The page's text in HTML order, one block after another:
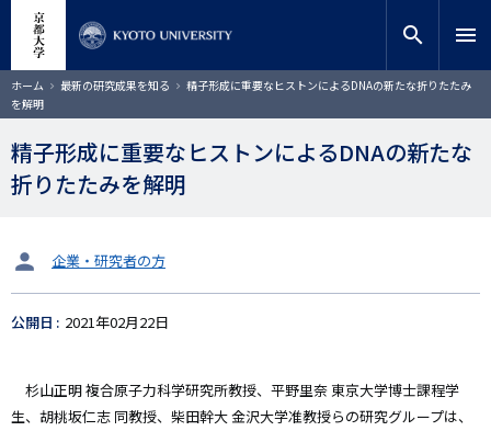
コ
ン
テ
ン
ツ
に
サイト内検索
検索
search menu
ホーム 最新の研究成果を知る
精子形成に重要なヒストンによるDNAの新たな折りたたみ
を解明
精子形成に重要なヒストンによるDNAの新たな
折りたたみを解明
タ
ッ
企業・研究者の方
公開日 2021年02月22日
杉山正明 複合原子力科学研究所教授、平野里奈 東京大学博士課程学
生、胡桃坂仁志 同教授、柴田幹大 金沢大学准教授らの研究グループは、